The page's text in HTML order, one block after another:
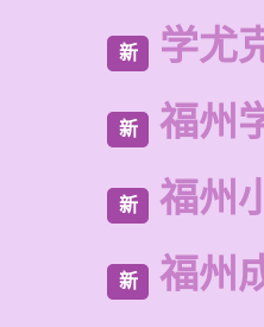
新 学尤
新 福州
新 福州
新 福州